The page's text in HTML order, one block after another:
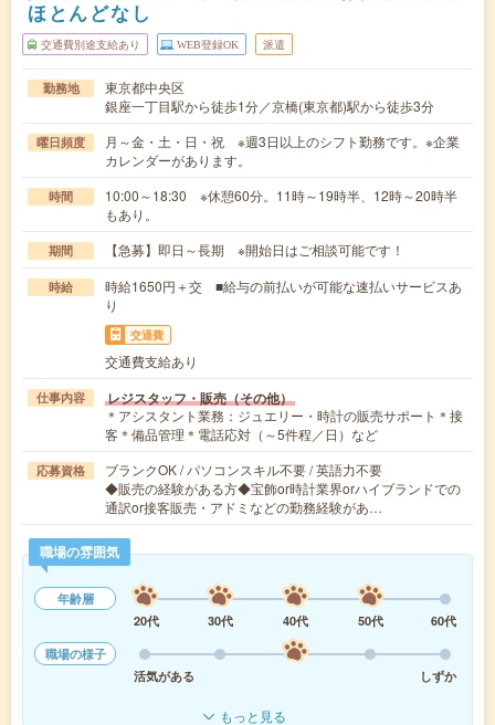
ほとんどなし
交通費別途支給あり WEB登録OK 派遣
勤務地
東京都中央区
銀座一丁目駅から徒歩1分／京橋(東京都)駅から徒歩3分
曜日頻度
月～金・土・日・祝 ※週3日以上のシフト勤務です。※企業
カレンダーがあります。
時間
10:00～18:30 ※休憩60分。11時～19時半、12時～20時半
もあり。
期間 【急募】即日～長期 ※開始日はご相談可能です！
時給
時給1650円＋交 ■給与の前払いが可能な速払いサービスあ
り
交通費
交通費支給あり
仕事内容 レジスタッフ・販売（その他）
＊アシスタント業務：ジュエリー・時計の販売サポート＊接
客＊備品管理＊電話応対（～5件程／日）など
応募資格
ブランクOK / パソコンスキル不要 / 英語力不要
◆販売の経験がある方◆宝飾or時計業界orハイブランドでの
通訳or接客販売・アドミなどの勤務経験があ…
職場の雰囲気
年齢層
20代
30代 40代 50代
60代
職場の様子
活気がある
しずか
もっと見る